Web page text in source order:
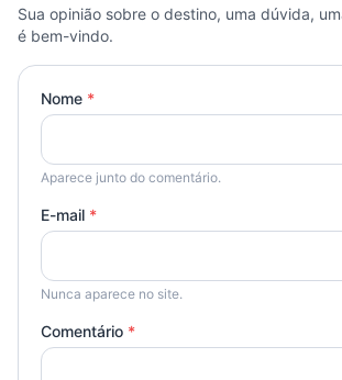
Sua opinião sobre o destino, uma dúvida,
é bem-vindo.
Nome *
Aparece junto do comentário.
E-mail *
Nunca aparece no site.
Comentário *